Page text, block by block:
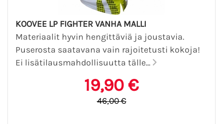
KOOVEE LP FIGHTER VANHA MALLI
Materiaalit hyvin hengittäviä ja joustavia.
Puserosta saatavana vain rajoitetusti kokoja!
Ei lisätilausmahdollisuutta tälle...
19,90 €
46,00 €